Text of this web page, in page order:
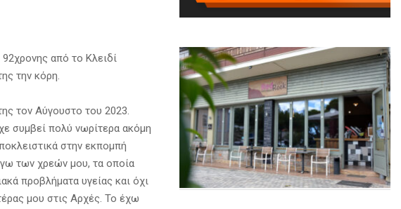
από το Κλειδί
την κόρη.
τον Αύγουστο του 2023.
συμβεί πολύ νωρίτερα ακόμη
στην εκπομπή
των χρεών μου, τα οποία
προβλήματα υγείας και όχι
μου στις Αρχές. Το έχω